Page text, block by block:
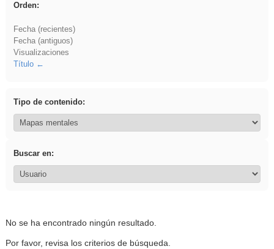
Orden:
Fecha (recientes)
Fecha (antiguos)
Visualizaciones
Título
Tipo de contenido:
Buscar en:
No se ha encontrado ningún resultado.
Por favor, revisa los criterios de búsqueda.